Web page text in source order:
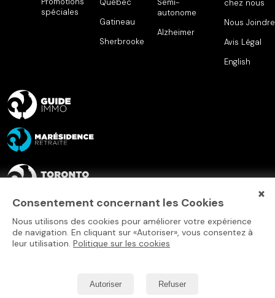
×
Consentement concernant les Cookies
Nous utilisons des cookies pour améliorer votre expérience
de navigation. En cliquant sur «Autoriser», vous consentez à
leur utilisation. Politique sur les cookies
Autoriser Refuser
spéciales
Gatineau
Sherbrooke
autonome
Alzheimer
chez nous
Nous Joindre
Avis Légal
English